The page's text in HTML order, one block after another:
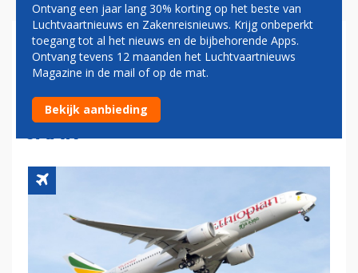
AIRBUS NOTEERT ORDERS
VOOR 31 VLIEGTUIGEN IN
EERSTE MAAND VAN DIT
JAAR
Ontvang een jaar lang 30% korting op het beste van
Luchtvaartnieuws en Zakenreisnieuws. Krijg onbeperkt
toegang tot al het nieuws en de bijbehorende Apps.
Ontvang tevens 12 maanden het Luchtvaartnieuws
Magazine in de mail of op de mat.
Bekijk aanbieding